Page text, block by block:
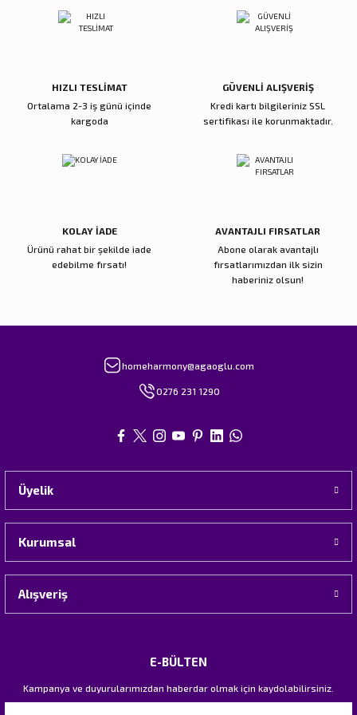
Ürün açıklamasında eksik bilgiler bulunuyor.
Ürün bilgilerinde hatalar bulunuyor.
HIZLI TESLİMAT
Ortalama 2-3 iş günü içinde
kargoda
GÜVENLİ ALIŞVERİŞ
Kredi kartı bilgileriniz SSL
sertifikası ile korunmaktadır.
KOLAY İADE
Ürünü rahat bir şekilde iade
edebilme fırsatı!
AVANTAJLI FIRSATLAR
Abone olarak avantajlı
fırsatlarımızdan ilk sizin
haberiniz olsun!
homeharmony@agaoglu.com
0276 231 1290
Üyelik
Kurumsal
Alışveriş
E-BÜLTEN
Kampanya ve duyurularımızdan haberdar olmak için kaydolabilirsiniz.